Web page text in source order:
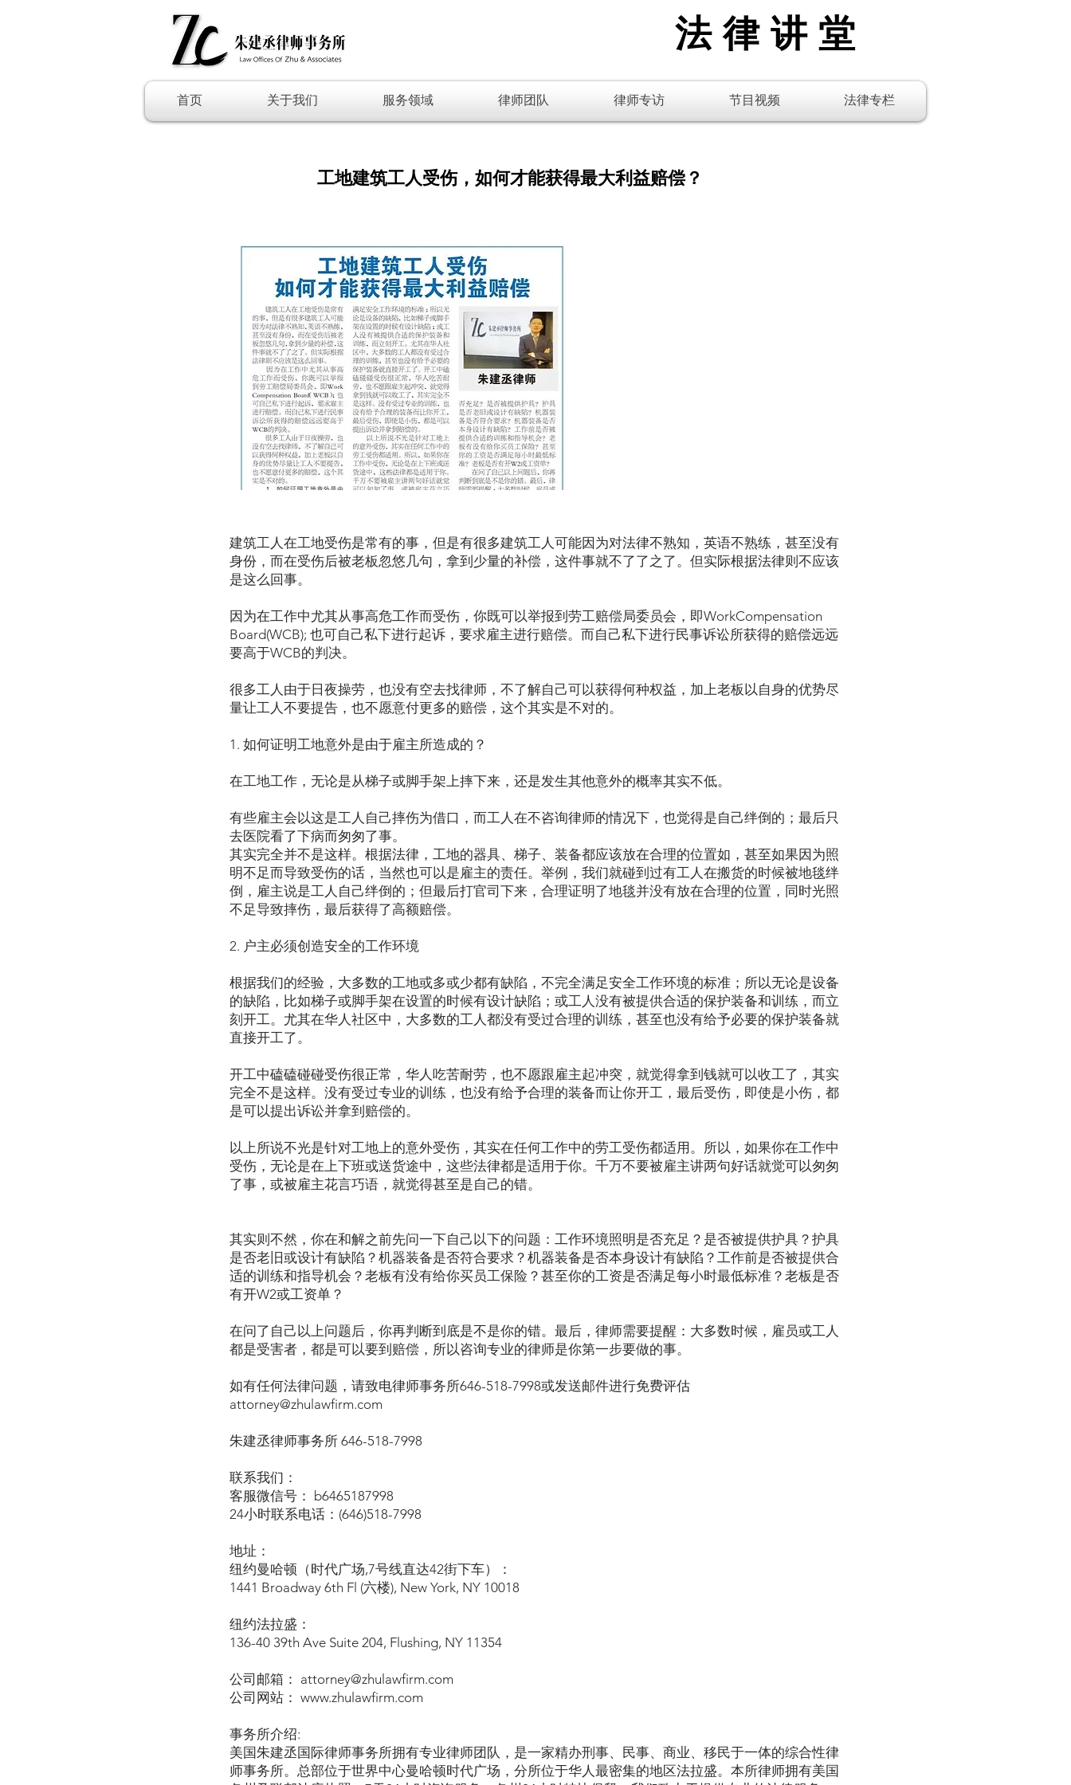
​法律讲堂
首页 关于我们 服务领域 律师团队 律师专访 节目视频 法律专栏
工地建筑工人受伤，如何才能获得最大利益赔偿？
建筑工人在工地受伤是常有的事，但是有很多建筑工人可能因为对法律不熟知，英语不熟练，甚至没有
身份，而在受伤后被老板忽悠几句，拿到少量的补偿，这件事就不了了之了。但实际根据法律则不应该
是这么回事。
因为在工作中尤其从事高危工作而受伤，你既可以举报到劳工赔偿局委员会，即WorkCompensation
Board(WCB); 也可自己私下进行起诉，要求雇主进行赔偿。而自己私下进行民事诉讼所获得的赔偿远远
要高于WCB的判决。
很多工人由于日夜操劳，也没有空去找律师，不了解自己可以获得何种权益，加上老板以自身的优势尽
量让工人不要提告，也不愿意付更多的赔偿，这个其实是不对的。
1. 如何证明工地意外是由于雇主所造成的？
在工地工作，无论是从梯子或脚手架上摔下来，还是发生其他意外的概率其实不低。
有些雇主会以这是工人自己摔伤为借口，而工人在不咨询律师的情况下，也觉得是自己绊倒的；最后只
去医院看了下病而匆匆了事。
其实完全并不是这样。根据法律，工地的器具、梯子、装备都应该放在合理的位置如，甚至如果因为照
明不足而导致受伤的话，当然也可以是雇主的责任。举例，我们就碰到过有工人在搬货的时候被地毯绊
倒，雇主说是工人自己绊倒的；但最后打官司下来，合理证明了地毯并没有放在合理的位置，同时光照
不足导致摔伤，最后获得了高额赔偿。
2. 户主必须创造安全的工作环境
根据我们的经验，大多数的工地或多或少都有缺陷，不完全满足安全工作环境的标准；所以无论是设备
的缺陷，比如梯子或脚手架在设置的时候有设计缺陷；或工人没有被提供合适的保护装备和训练，而立
刻开工。尤其在华人社区中，大多数的工人都没有受过合理的训练，甚至也没有给予必要的保护装备就
直接开工了。
开工中磕磕碰碰受伤很正常，华人吃苦耐劳，也不愿跟雇主起冲突，就觉得拿到钱就可以收工了，其实
完全不是这样。没有受过专业的训练，也没有给予合理的装备而让你开工，最后受伤，即使是小伤，都
是可以提出诉讼并拿到赔偿的。
以上所说不光是针对工地上的意外受伤，其实在任何工作中的劳工受伤都适用。所以，如果你在工作中
受伤，无论是在上下班或送货途中，这些法律都是适用于你。千万不要被雇主讲两句好话就觉可以匆匆
了事，或被雇主花言巧语，就觉得甚至是自己的错。
其实则不然，你在和解之前先问一下自己以下的问题：工作环境照明是否充足？是否被提供护具？护具
是否老旧或设计有缺陷？机器装备是否符合要求？机器装备是否本身设计有缺陷？工作前是否被提供合
适的训练和指导机会？老板有没有给你买员工保险？甚至你的工资是否满足每小时最低标准？老板是否
有开W2或工资单？
在问了自己以上问题后，你再判断到底是不是你的错。最后，律师需要提醒：大多数时候，雇员或工人
都是受害者，都是可以要到赔偿，所以咨询专业的律师是你第一步要做的事。
如有任何法律问题，请致电律师事务所646-518-7998或发送邮件进行免费评估
attorney@zhulawfirm.com
朱建丞律师事务所 646-518-7998
联系我们：
客服微信号： b6465187998
24小时联系电话：(646)518-7998
地址：
纽约曼哈顿（时代广场,7号线直达42街下车）：
1441 Broadway 6th Fl (六楼), New York, NY 10018
纽约法拉盛：
136-40 39th Ave Suite 204, Flushing, NY 11354
公司邮箱： attorney@zhulawfirm.com
公司网站： www.zhulawfirm.com
事务所介绍:
美国朱建丞国际律师事务所拥有专业律师团队，是一家精办刑事、民事、商业、移民于一体的综合性律
师事务所。总部位于世界中心曼哈顿时代广场，分所位于华人最密集的地区法拉盛。本所律师拥有美国